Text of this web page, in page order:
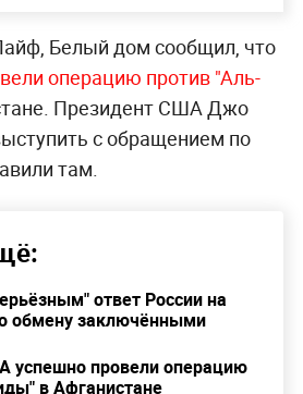
Белый дом сообщил, что
операцию против "Аль-
Президент США Джо
с обращением по
там.
ответ России на
обмену заключёнными
провели операцию
в Афганистане